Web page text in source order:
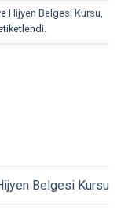
Hijyen Belgesi Kursu
Belgesi Kursu